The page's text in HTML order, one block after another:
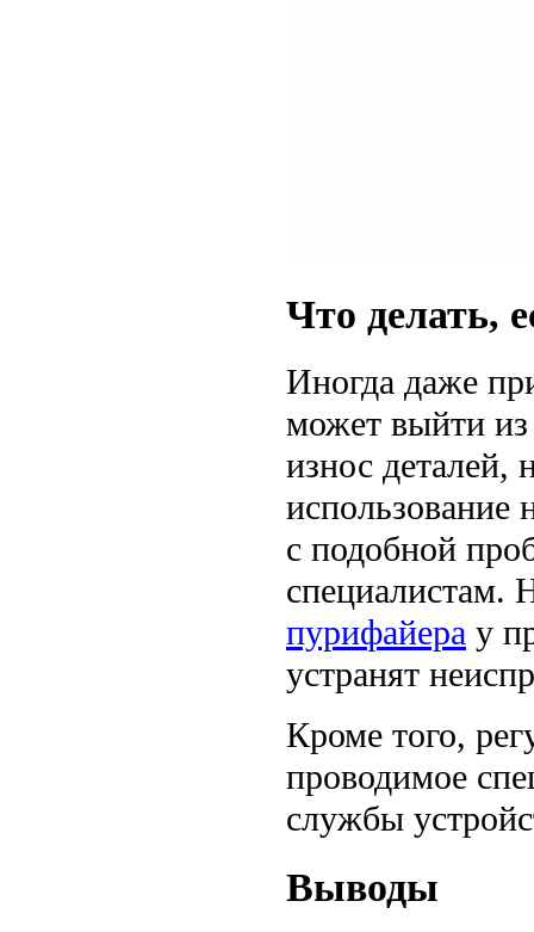
Что делать,
Иногда даже
может выйти
износ деталей,
использование
с подобной
специалистам.
пурифайера у
устранят
Кроме того,
проводимое
службы
Выводы